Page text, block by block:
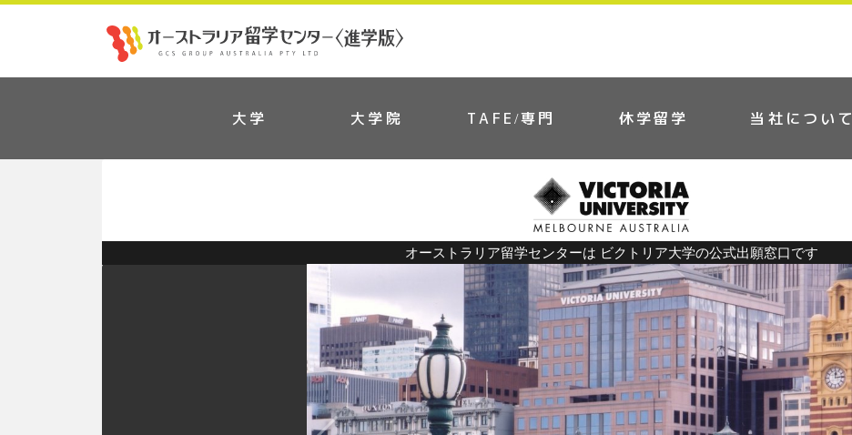
大学 大学院 TAFE/専門 休学留学 当社について
オーストラリア留学センターは ビクトリア大学の公式出願窓口です